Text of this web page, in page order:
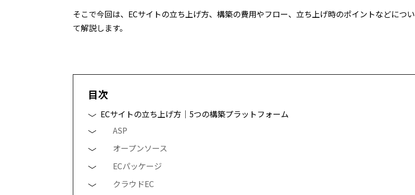
そこで今回は、 ECサイトの立ち上げ方、構築の費用やフロー、立ち上げ時のポイントなどについ
て解説します。
目次
ECサイトの立ち上げ方｜5つの構築プラットフォーム
ASP
オープンソース
ECパッケージ
クラウドEC